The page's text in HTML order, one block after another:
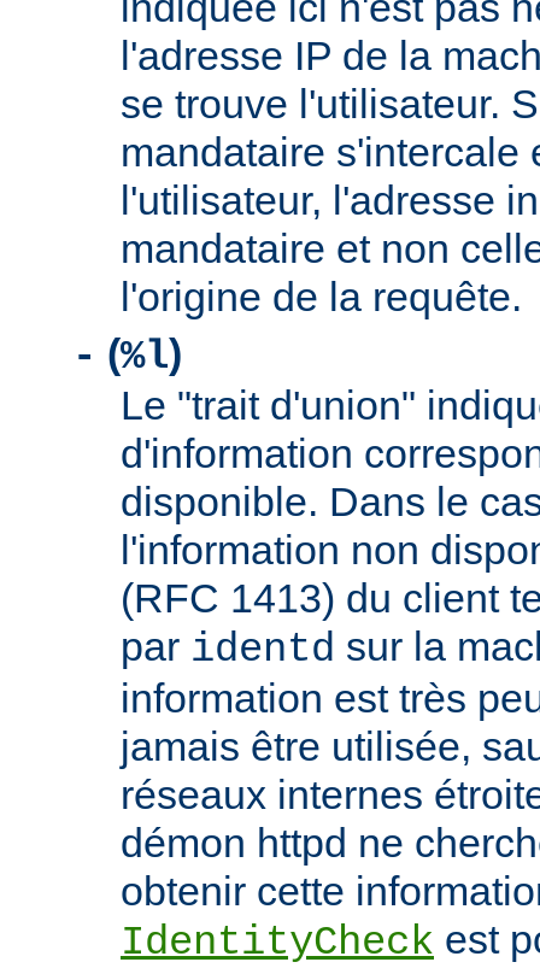
l'adresse IP de la
se trouve l'utilisateur.
mandataire s'intercale
l'utilisateur, l'adresse
mandataire et non
l'origine de la requête.
- (%l)
Le "trait d'union"
d'information
disponible. Dans le
l'information non
(RFC 1413) du client
par identd sur la
information est très
jamais être utilisée,
réseaux internes
démon httpd ne
obtenir cette
IdentityCheck est